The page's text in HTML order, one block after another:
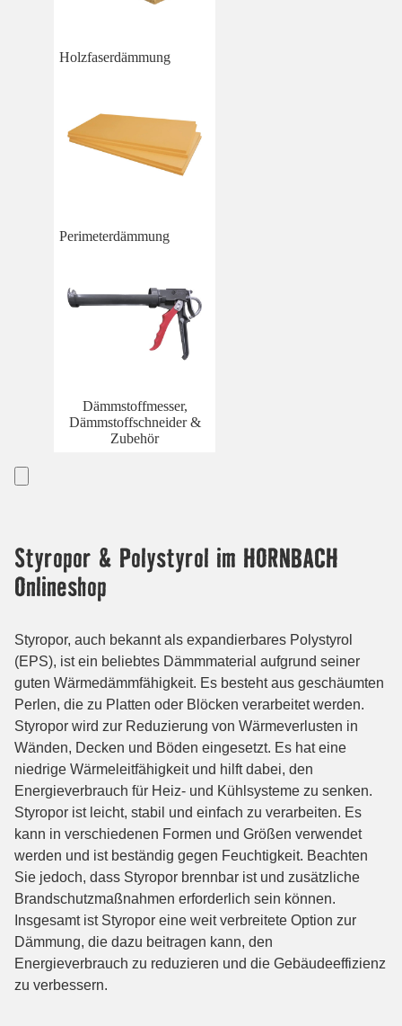
Holzfaserdämmung
Perimeterdämmung
Dämmstoffmesser,
Dämmstoffschneider &
Zubehör